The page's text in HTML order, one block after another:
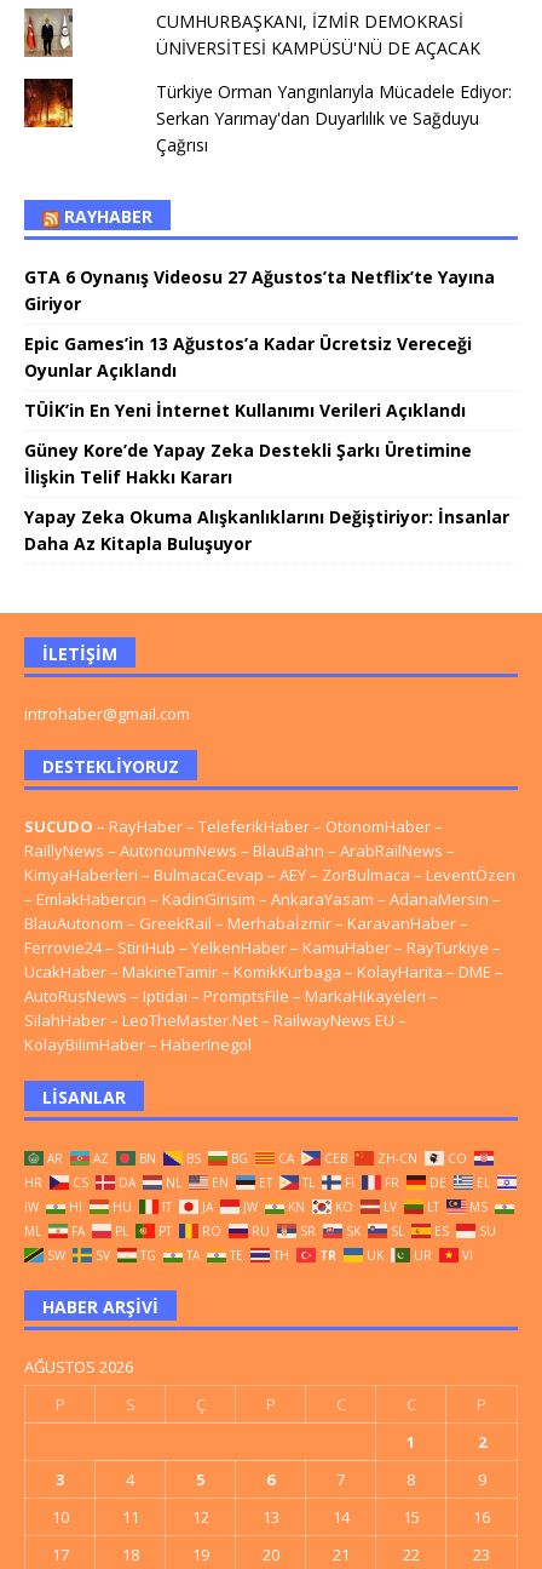
CUMHURBAŞKANI, İZMİR DEMOKRASİ
ÜNİVERSİTESİ KAMPÜSÜ'NÜ DE AÇACAK
Türkiye Orman Yangınlarıyla Mücadele Ediyor:
Serkan Yarımay'dan Duyarlılık ve Sağduyu
Çağrısı
RAYHABER
GTA 6 Oynanış Videosu 27 Ağustos’ta Netflix’te Yayına
Giriyor
Epic Games’in 13 Ağustos’a Kadar Ücretsiz Vereceği
Oyunlar Açıklandı
TÜİK’in En Yeni İnternet Kullanımı Verileri Açıklandı
Güney Kore’de Yapay Zeka Destekli Şarkı Üretimine
İlişkin Telif Hakkı Kararı
Yapay Zeka Okuma Alışkanlıklarını Değiştiriyor: İnsanlar
Daha Az Kitapla Buluşuyor
İLETIŞIM
introhaber@gmail.com
DESTEKLIYORUZ
SUCUDO – RayHaber– TeleferikHaber– OtonomHaber–
RaillyNews – AutonoumNews – BlauBahn – ArabRailNews –
KimyaHaberleri – BulmacaCevap – AEY– ZorBulmaca – LeventÖzen
– EmlakHabercin – KadinGirisim – AnkaraYasam – AdanaMersin –
BlauAutonom – GreekRail – Merhabaİzmir– KaravanHaber–
Ferrovie24– StiriHub – YelkenHaber– KamuHaber– RayTurkiye –
UcakHaber– MakineTamir– KomikKurbaga – KolayHarita – DME –
AutoRusNews – Iptidai – PromptsFile – MarkaHikayeleri –
SilahHaber– LeoTheMaster.Net– RailwayNews EU –
KolayBilimHaber– HaberInegol
LISANLAR
AR AZ BN BS BG CA CEB ZH-CN
CO
HR
CS DA NL EN ET TL FI FR DE
EL
IW
HI HU IT JA JW KN KO LV LT
MS
ML
FA PL PT RO RU SR SK SL ES
SU
SW
SV TG TA TE TH TR UK UR VI
HABER ARŞIVI
AĞUSTOS 2026
P
S Ç P C C
P
1
2
3
4 5 6 7 8
9
10
11 12 13 14 15
16
17
18 19 20 21 22 23